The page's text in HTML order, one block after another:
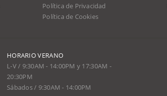
Política de Privacidad
Política de Cookies
HORARIO VERANO
L-V / 9:30AM - 14:00PM y 17:30AM -
20:30PM
Sábados / 9:30AM - 14:00PM